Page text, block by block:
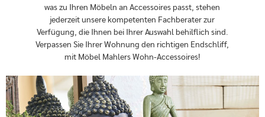
was zu Ihren Möbeln an Accessoires passt, stehen
jederzeit unsere kompetenten Fachberater zur
Verfügung, die Ihnen bei Ihrer Auswahl behilflich sind.
Verpassen Sie Ihrer Wohnung den richtigen Endschliff,
mit Möbel Mahlers Wohn-Accessoires!